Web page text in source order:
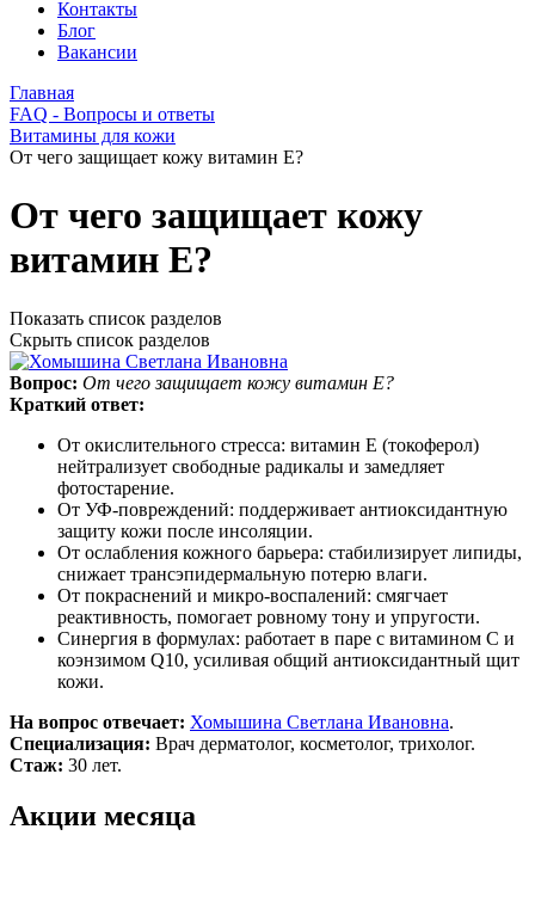
Контакты
Блог
Вакансии
Главная
FAQ - Вопросы и ответы
Витамины для кожи
От чего защищает кожу витамин E?
От чего защищает кожу
витамин E?
Показать список разделов
Скрыть список разделов
Вопрос: От чего защищает кожу витамин E?
Краткий ответ:
От окислительного стресса: витамин E (токоферол)
нейтрализует свободные радикалы и замедляет
фотостарение.
От УФ-повреждений: поддерживает антиоксидантную
защиту кожи после инсоляции.
От ослабления кожного барьера: стабилизирует липиды,
снижает трансэпидермальную потерю влаги.
От покраснений и микро-воспалений: смягчает
реактивность, помогает ровному тону и упругости.
Синергия в формулах: работает в паре с витамином C и
коэнзимом Q10, усиливая общий антиоксидантный щит
кожи.
На вопрос отвечает: Хомышина Светлана Ивановна.
Специализация: Врач дерматолог, косметолог, трихолог.
Стаж: 30 лет.
Акции месяца